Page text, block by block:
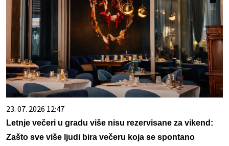
23. 07. 2026 12:47
Letnje večeri u gradu više nisu rezervisane za vikend:
Zašto sve više ljudi bira večeru koja se spontano